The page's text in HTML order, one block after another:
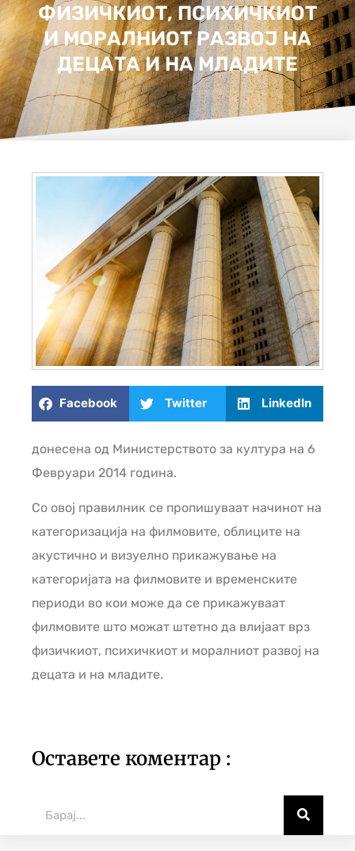
ФИЗИЧКИОТ, ПСИХИЧКИОТ
И МОРАЛНИОТ РАЗВОЈ НА
ДЕЦАТА И НА МЛАДИТЕ
Facebook Twitter LinkedIn
донесена од Министерството за култура на 6
Февруари 2014 година.
Со овој правилник се пропишуваат начинот на
категоризација на филмовите, облиците на
акустично и визуелно прикажување на
категоријата на филмовите и временските
периоди во кои може да се прикажуваат
филмовите што можат штетно да влијаат врз
физичкиот, психичкиот и моралниот развој на
децата и на младите.
Оставете коментар :